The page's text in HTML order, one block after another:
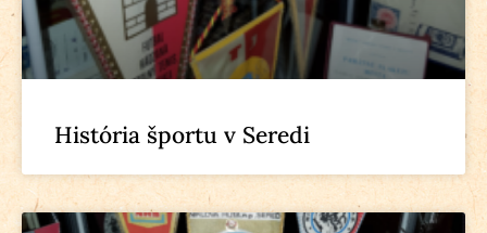
História športu v Seredi